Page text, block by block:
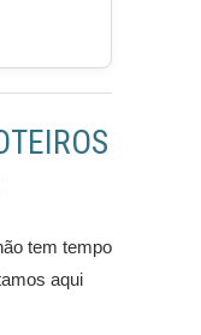
tem tempo
aqui